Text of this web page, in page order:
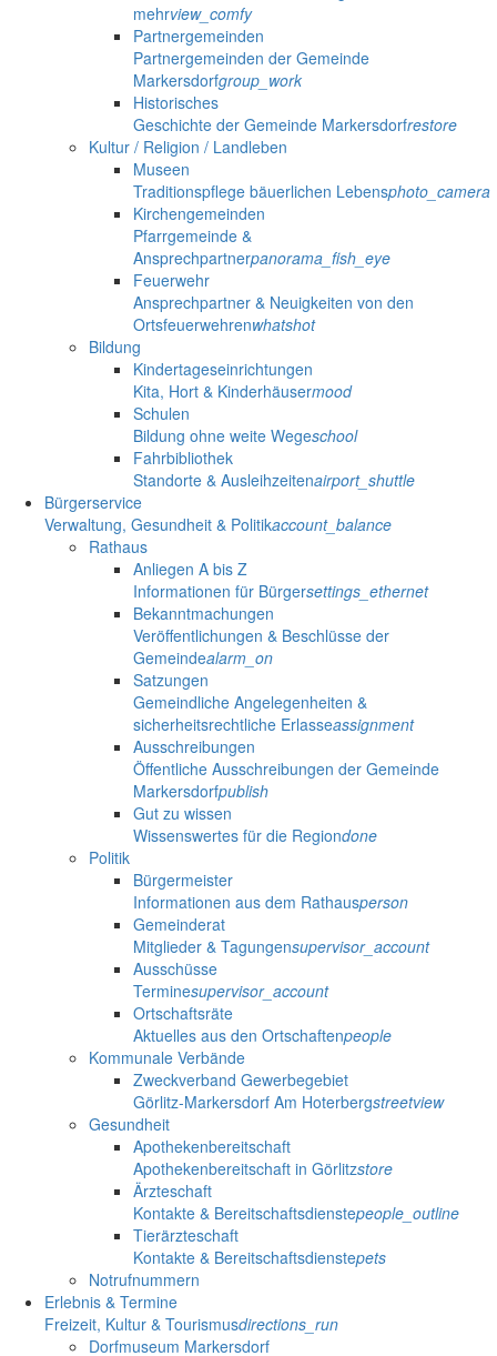
mehrview_comfy
Partnergemeinden
Partnergemeinden der Gemeinde
Markersdorfgroup_work
Historisches
Geschichte der Gemeinde Markersdorfrestore
Kultur / Religion / Landleben
Museen
Traditionspflege bäuerlichen Lebensphoto_camera
Kirchengemeinden
Pfarrgemeinde &
Ansprechpartnerpanorama_fish_eye
Feuerwehr
Ansprechpartner & Neuigkeiten von den
Ortsfeuerwehrenwhatshot
Bildung
Kindertageseinrichtungen
Kita, Hort & Kinderhäusermood
Schulen
Bildung ohne weite Wegeschool
Fahrbibliothek
Standorte & Ausleihzeitenairport_shuttle
Bürgerservice
Verwaltung, Gesundheit & Politikaccount_balance
Rathaus
Anliegen A bis Z
Informationen für Bürgersettings_ethernet
Bekanntmachungen
Veröffentlichungen & Beschlüsse der
Gemeindealarm_on
Satzungen
Gemeindliche Angelegenheiten &
sicherheitsrechtliche Erlasseassignment
Ausschreibungen
Öffentliche Ausschreibungen der Gemeinde
Markersdorfpublish
Gut zu wissen
Wissenswertes für die Regiondone
Politik
Bürgermeister
Informationen aus dem Rathausperson
Gemeinderat
Mitglieder & Tagungensupervisor_account
Ausschüsse
Terminesupervisor_account
Ortschaftsräte
Aktuelles aus den Ortschaftenpeople
Kommunale Verbände
Zweckverband Gewerbegebiet
Görlitz-Markersdorf Am Hoterbergstreetview
Gesundheit
Apothekenbereitschaft
Apothekenbereitschaft in Görlitzstore
Ärzteschaft
Kontakte & Bereitschaftsdienstepeople_outline
Tierärzteschaft
Kontakte & Bereitschaftsdienstepets
Notrufnummern
Erlebnis & Termine
Freizeit, Kultur & Tourismusdirections_run
Dorfmuseum Markersdorf